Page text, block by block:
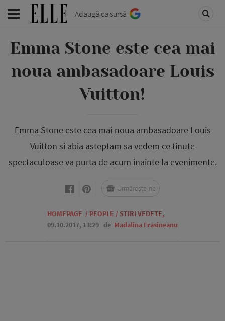
Adaugă ca sursă
Emma Stone este cea mai
noua ambasadoare Louis
Vuitton!
Emma Stone este cea mai noua ambasadoare Louis
Vuitton si abia asteptam sa vedem ce tinute
spectaculoase va purta de acum inainte la evenimente.
HOMEPAGE / PEOPLE / STIRI VEDETE,
09.10.2017, 13:29 de Madalina Frasineanu
Urmărește-ne